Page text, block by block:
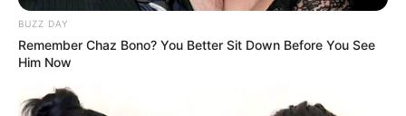
BUZZ DAY
Remember Chaz Bono? You Better Sit Down Before You See
Him Now